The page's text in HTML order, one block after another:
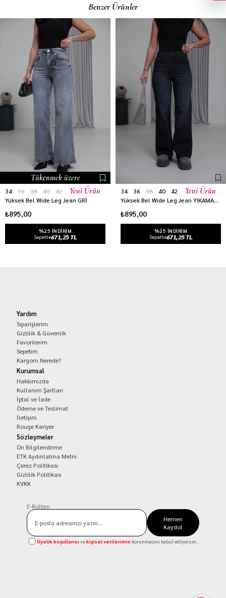
Benzer Ürünler
Tükenmek üzere
34 36 38 40
42
Yüksek Bel Wide Leg Jean GRİ
₺895,00
%25 INDIRIM
Sepette671,25 TL
Yeni Ürün 34 36 38 40
42
Yüksek Bel Wide Leg Jean YIKAMALI SİYAH
₺895,00
%25 INDIRIM
Sepette671,25 TL
Yeni Ürün
Yardım
Siparişlerim
Gizlilik & Güvenlik
Favorilerim
Sepetim
Kargom Nerede?
Kurumsal
Hakkımızda
Kullanım Şartları
İptal ve İade
Ödeme ve Teslimat
İletişim
Rouge Kariyer
Sözleşmeler
Ön Bilgilendirme
ETK Aydınlatma Metni
Çerez Politikası
Gizlilik Politikası
KVKK
E-Bülten
Hemen
Kaydol
Üyelik koşullarını vekişisel verilerimin korunmasını kabul ediyorum.